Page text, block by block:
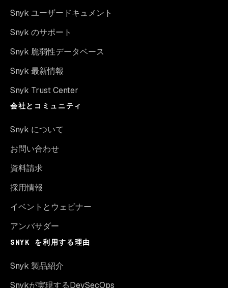
Snyk ユーザードキュメント
Snyk のサポート
Snyk 脆弱性データベース
Snyk 最新情報
Snyk Trust Center
会社とコミュニティ
Snyk について
お問い合わせ
資料請求
採用情報
イベントとウェビナー
アンバサダー
SNYK を利用する理由
Snyk 製品紹介
Snykが実現するDevSecOps